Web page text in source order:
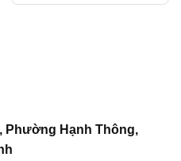
Phường Hạnh Thông,